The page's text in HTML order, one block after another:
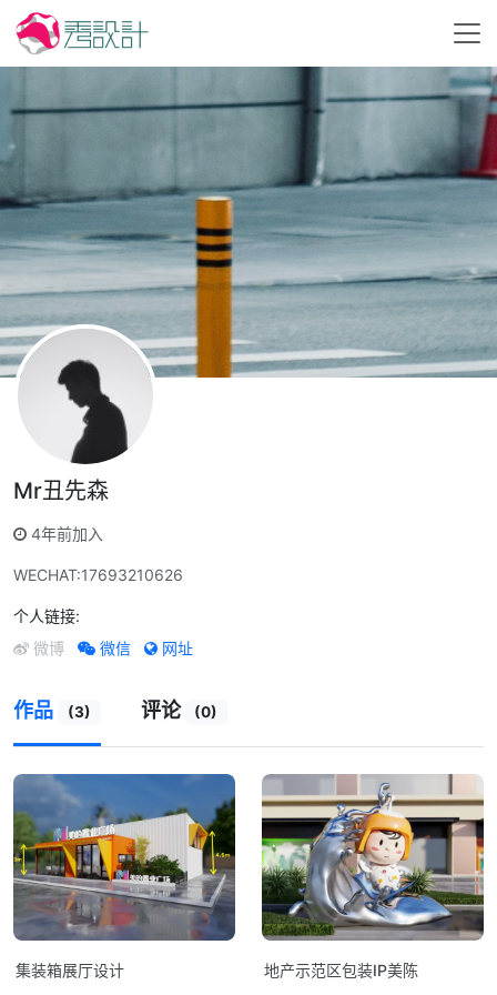
Mr丑先森
4年前加入
WECHAT:17693210626
个人链接:
微博 微信 网址
作品 (3) 评论 (0)
集装箱展厅设计 地产示范区包装IP美陈